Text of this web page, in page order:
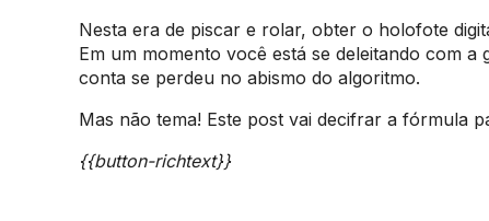
Nesta era de piscar e rolar, obter o holofote
Em um momento você está se deleitando com
conta se perdeu no abismo do algoritmo.
Mas não tema! Este post vai decifrar a fórmula
{{button-richtext}}